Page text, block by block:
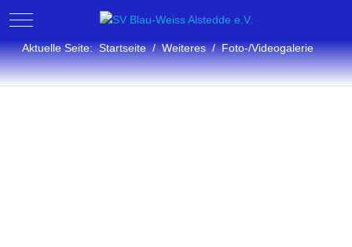
Mobile Menu Toggle
Aktuelle Seite:Startseite Weiteres Foto-/Videogalerie